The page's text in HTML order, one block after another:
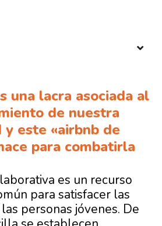
una lacra asociada al
de nuestra
y este «airbnb de
para combatirla
es un recurso
para satisfacer las
personas jóvenes. De